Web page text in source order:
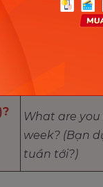
He is not
badminton
What are
week? (Bạn
tuần tới?)